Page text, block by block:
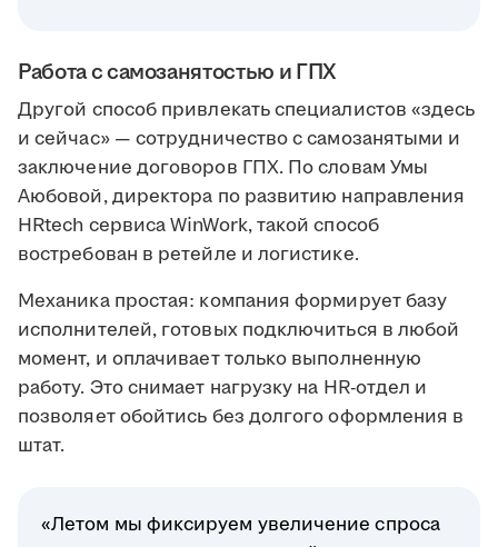
Работа с самозанятостью и ГПХ
Другой способ привлекать специалистов «здесь
и сейчас» — сотрудничество с самозанятыми и
заключение договоров ГПХ. По словам Умы
Аюбовой, директора по развитию направления
HRtech сервиса WinWork, такой способ
востребован в ретейле и логистике.
Механика простая: компания формирует базу
исполнителей, готовых подключиться в любой
момент, и оплачивает только выполненную
работу. Это снимает нагрузку на HR-отдел и
позволяет обойтись без долгого оформления в
штат.
«Летом мы фиксируем увеличение спроса